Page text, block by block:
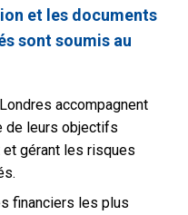
et les documents
sont soumis au
accompagnent
de leurs objectifs
gérant les risques
financiers les plus